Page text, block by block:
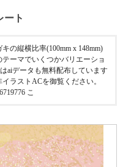
ート
の縦横比率(100mm x 148mm)
ーマでいくつかバリエーショ
aiデータも無料配布しています
ラストACを御覧ください。
こ